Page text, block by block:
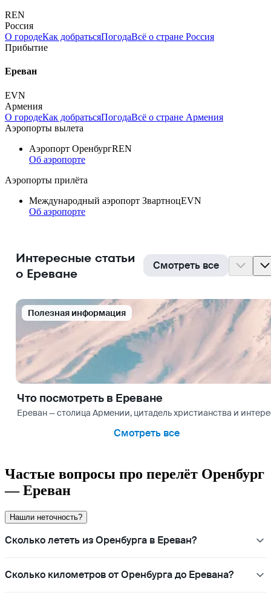
REN
Россия
О городеКак добратьсяПогодаВсё о стране Россия
Прибытие
Ереван
EVN
Армения
О городеКак добратьсяПогодаВсё о стране Армения
Аэропорты вылета
Аэропорт ОренбургREN
Об аэропорте
Аэропорты прилёта
Международный аэропорт ЗвартноцEVN
Об аэропорте
Интересные статьи
о Ереване
Смотреть все
Полезная информация
Что посмотреть в Ереване
Ереван — столица Армении, цитадель христианства и
Смотреть все
Частые вопросы про перелёт Оренбург
— Ереван
Нашли неточность?
Сколько лететь из Оренбурга в Ереван?
Сколько километров от Оренбурга до Еревана?